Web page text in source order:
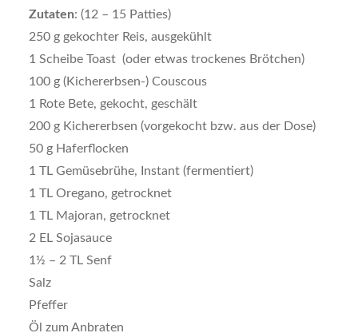
Zutaten: (12 – 15 Patties)
250 g gekochter Reis, ausgekühlt
1 Scheibe Toast (oder etwas trockenes Brötchen)
100 g (Kichererbsen-) Couscous
1 Rote Bete, gekocht, geschält
200 g Kichererbsen (vorgekocht bzw. aus der Dose)
50 g Haferflocken
1 TL Gemüsebrühe, Instant (fermentiert)
1 TL Oregano, getrocknet
1 TL Majoran, getrocknet
2 EL Sojasauce
1½ – 2 TL Senf
Salz
Pfeffer
Öl zum Anbraten